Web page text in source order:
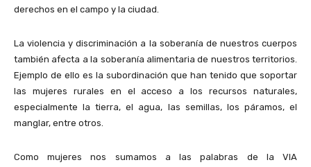
derechos en el campo y la ciudad.
La violencia y discriminación a la soberanía de nuestros cuerpos
también afecta a la soberanía alimentaria de nuestros territorios.
Ejemplo de ello es la subordinación que han tenido que soportar
las mujeres rurales en el acceso a los recursos naturales,
especialmente la tierra, el agua, las semillas, los páramos, el
manglar, entre otros.
Como mujeres nos sumamos a las palabras de la VIA